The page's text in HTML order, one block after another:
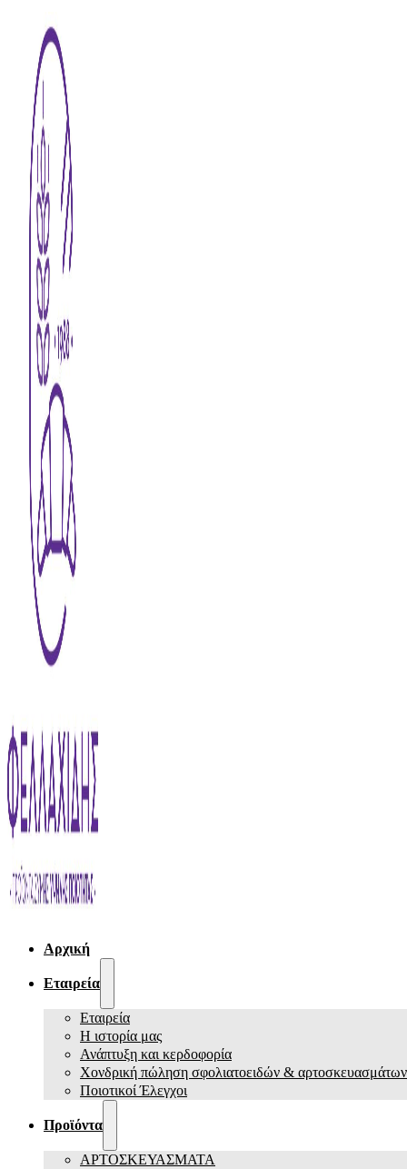
Αρχική
Εταιρεία
Εταιρεία
Η ιστορία μας
Ανάπτυξη και κερδοφορία
Χονδρική πώληση σφολιατοειδών & αρτοσκευασμάτων
Ποιοτικοί Έλεγχοι
Προϊόντα
ΑΡΤΟΣΚΕΥΑΣΜΑΤΑ